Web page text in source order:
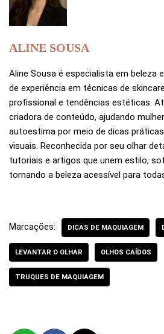
ALINE SOUSA
Aline Sousa é especialista em beleza
de experiência em técnicas de
profissional e tendências estéticas.
criadora de conteúdo, ajudando
autoestima por meio de dicas
visuais. Reconhecida por seu olhar
tutoriais e artigos que unem estilo,
tornando a beleza acessível para
Marcações: DICAS DE MAQUIAGEM
LEVANTAR O OLHAR OLHOS CAÍDOS
TRUQUES DE MAQUIAGEM